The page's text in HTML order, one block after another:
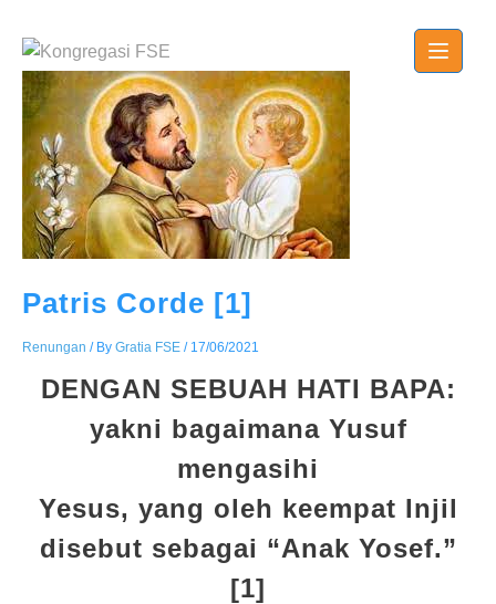
content
Patris Corde [1]
Renungan / By Gratia FSE / 17/06/2021
DENGAN SEBUAH HATI BAPA:
yakni bagaimana Yusuf
mengasihi
Yesus, yang oleh keempat Injil
disebut sebagai “Anak Yosef.”
[1]